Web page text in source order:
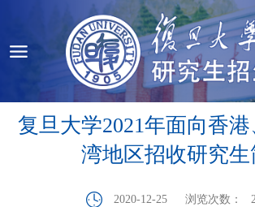
复旦大学2021年面向香
湾地区招收研究生
2020-12-25 浏览次数：